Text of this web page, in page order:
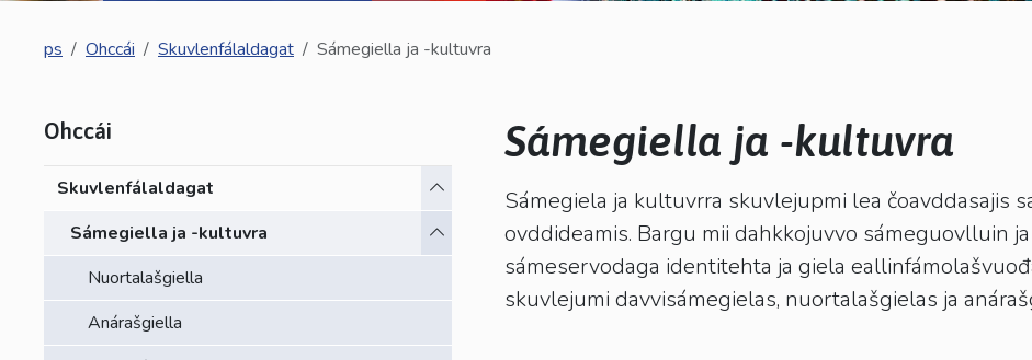
ps Ohccái Skuvlenfálaldagat Sámegiella ja -kultuvra
Ohccái
Skuvlenfálaldagat
Toggle Dropdown
Sámegiella ja -kultuvra
Toggle Dropdown
Nuortalašgiella
Anárašgiella
Sámegiella ja -kultuvra
Sámegiela ja kultuvrra skuvlejupmi lea čoavddasajis
ovddideamis. Bargu mii dahkkojuvvo sámeguovlluin
sámeservodaga identitehta ja giela
skuvlejumi davvisámegielas, nuortalašgielas ja